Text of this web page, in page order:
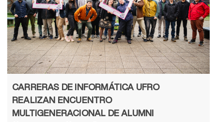
CARRERAS DE INFORMÁTICA UFRO
REALIZAN ENCUENTRO
MULTIGENERACIONAL DE ALUMNI